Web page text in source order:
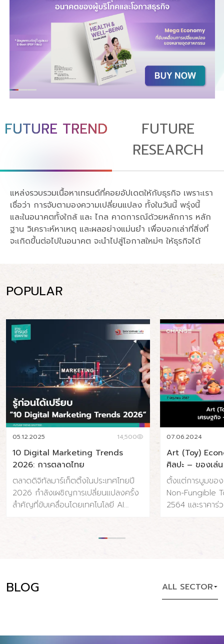
FUTURE TREND
FUTURE
RESEARCH
แหล่งรวบรวมเนื้อหาเทรนด์ที่คอยอัปเดตให้กับธุรกิจ เพราะเรา
เชื่อว่า การจับตามองความเปลี่ยนแปลง ทั้งในวันนี้ พรุ่งนี้
และในอนาคตทั้งใกล้ และ ไกล คาดการณ์ด้วยหลักการ หลัก
ฐาน วิเคราะห์หาเหตุ และผลอย่างแม่นยำ เพื่อบอกเล่าที่สิ่งที่
จะเกิดขึ้นต่อไปในอนาคต จะนำไปสู่โอกาสใหม่ๆ ให้ธุรกิจได้
POPULAR
05.12.2025 14,500
10 Digital Marketing Trends
2026: การตลาดไทย
ตลาดดิจิทัลมาร์เก็ตติ้งในประเทศไทยปี
2026 กำลังเผชิญการเปลี่ยนแปลงครั้ง
สำคัญที่ขับเคลื่อนโดยเทคโนโลยี AI
ส่วนตัวที่สูงขึ้น ประเทศไทยมีผู้ใช้
จ่ายโฆษณาดิจิทัลคาดว่าจะแตะ 34.5 พัน
AI แบบ Agentic, การตลาดผ่าน Social
07.06.2024
Art (Toy)
ศิลปะ – ของเล่น
ตั้งแต่การบูมขอ
Non-Fungible
2564 และราคา
ที่แข็งแรง ปราก
ฝั่ง Supply เรา
ก็มีผู้บริโภคที่พร้อ
BLOG ALL SECTOR